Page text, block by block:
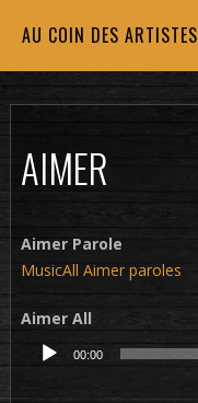
AU COIN DES ARTISTES
AIMER
Aimer Parole
MusicAll Aimer paroles
Aimer All
Lecteur
00:00